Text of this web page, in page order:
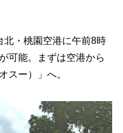
北・桃園空港に午前8時
可能。まずは空港から
スー）」へ。